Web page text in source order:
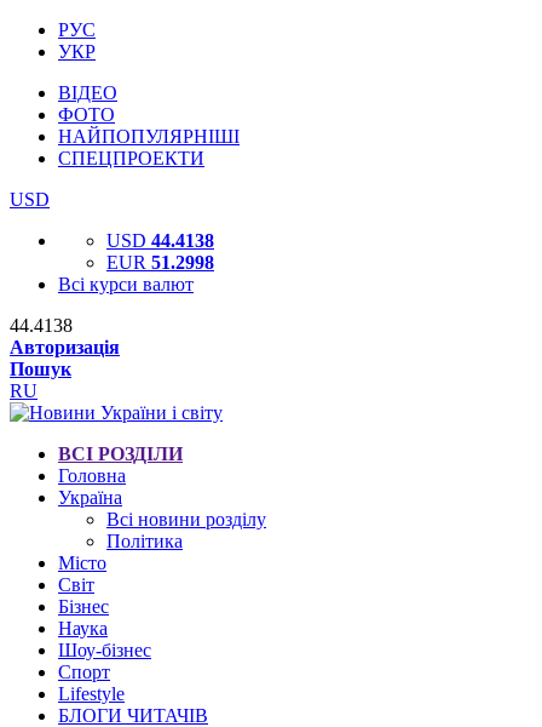
РУС
УКР
ВІДЕО
ФОТО
НАЙПОПУЛЯРНІШІ
СПЕЦПРОЕКТИ
USD
USD 44.4138
EUR 51.2998
Всі курси валют
44.4138
Авторизація
Пошук
RU
ВСІ РОЗДІЛИ
Головна
Україна
Всі новини розділу
Політика
Місто
Світ
Бізнес
Наука
Шоу-бізнес
Спорт
Lifestyle
БЛОГИ ЧИТАЧІВ